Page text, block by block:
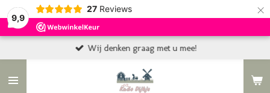
9,9
27 Reviews ×
Wij denken graag met u mee!